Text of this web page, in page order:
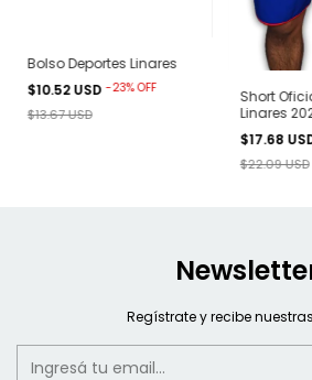
Bolso Deportes Linares
$10.52 USD-23%OFF
$13.67 USD
Short
Linares
$17.68
$22.09 USD
Regístrate y recibe